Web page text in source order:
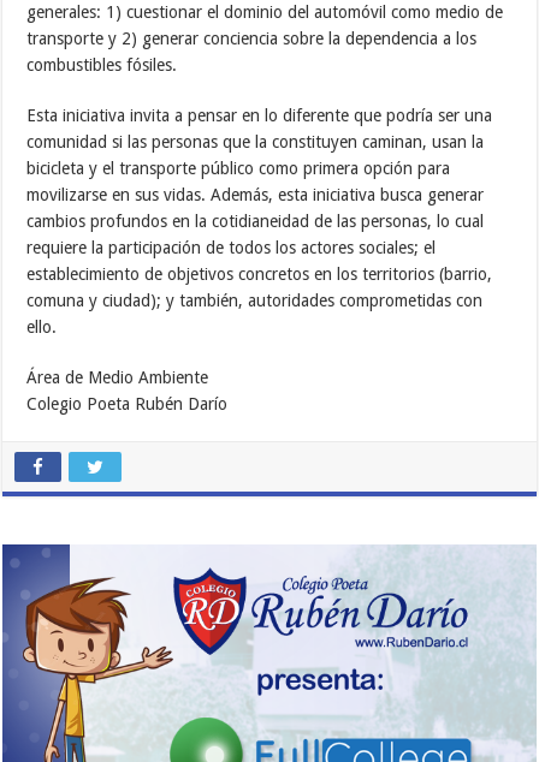
generales: 1) cuestionar el dominio del automóvil como medio de
transporte y 2) generar conciencia sobre la dependencia a los
combustibles fósiles.
Esta iniciativa invita a pensar en lo diferente que podría ser una
comunidad si las personas que la constituyen caminan, usan la
bicicleta y el transporte público como primera opción para
movilizarse en sus vidas. Además, esta iniciativa busca generar
cambios profundos en la cotidianeidad de las personas, lo cual
requiere la participación de todos los actores sociales; el
establecimiento de objetivos concretos en los territorios (barrio,
comuna y ciudad); y también, autoridades comprometidas con
ello.
Área de Medio Ambiente
Colegio Poeta Rubén Darío